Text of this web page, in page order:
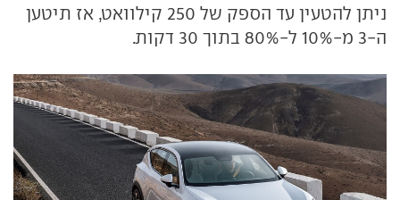
ניתן להטעין עד הספק של 250 קילוואט, אז תיטען
ה-3 מ-10% ל-80% בתוך 30 דקות.